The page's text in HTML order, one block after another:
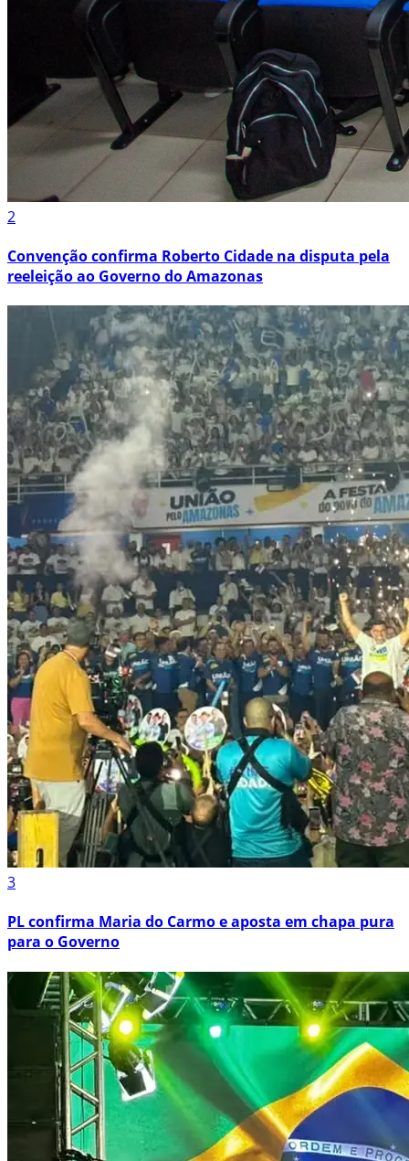
2
Convenção confirma Roberto Cidade na disputa pela
reeleição ao Governo do Amazonas
3
PL confirma Maria do Carmo e aposta em chapa pura
para o Governo